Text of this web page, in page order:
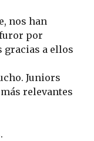
nos han
por
gracias a ellos
Juniors
relevantes